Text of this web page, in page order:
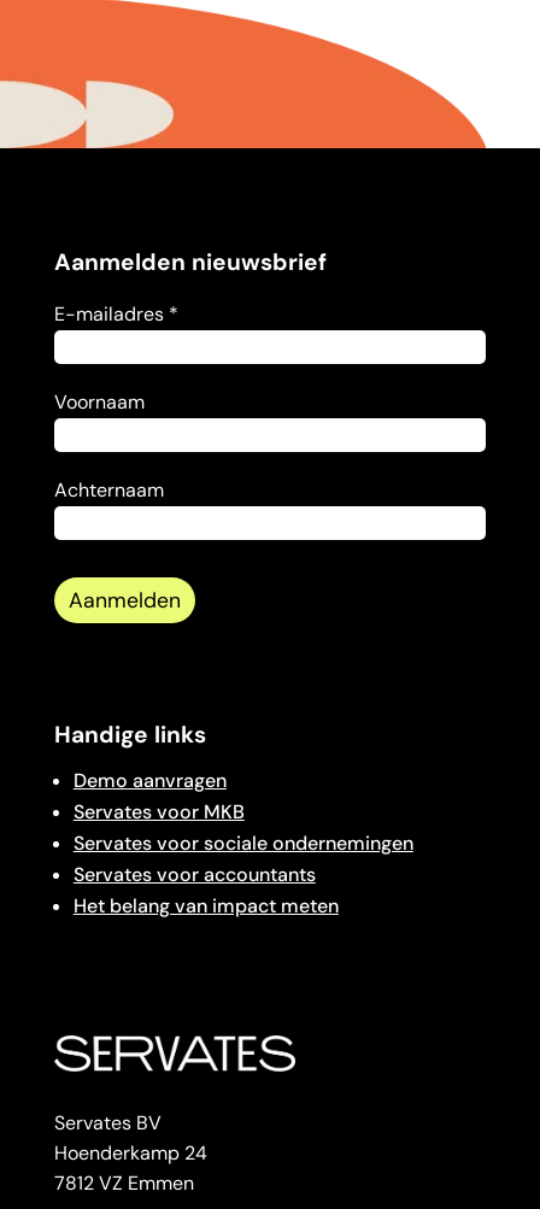
Aanmelden nieuwsbrief
E-mailadres *
Voornaam
Achternaam
Handige links
Demo aanvragen
Servates voor MKB
Servates voor sociale ondernemingen
Servates voor accountants
Het belang van impact meten
Servates BV
Hoenderkamp 24
7812 VZ Emmen